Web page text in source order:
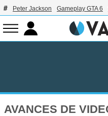
Peter Jackson Gameplay GTA 6
AVANCES DE